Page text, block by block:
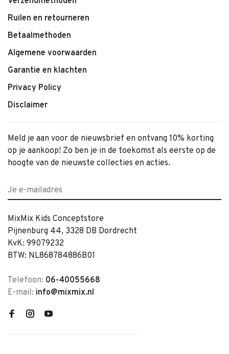
Ruilen en retourneren
Betaalmethoden
Algemene voorwaarden
Garantie en klachten
Privacy Policy
Disclaimer
Meld je aan voor de nieuwsbrief en ontvang 10% korting
op je aankoop! Zo ben je in de toekomst als eerste op de
hoogte van de nieuwste collecties en acties.
MixMix Kids Conceptstore
Pijnenburg 44, 3328 DB Dordrecht
KvK: 99079232
BTW: NL868784886B01
Telefoon: 06-40055668
E-mail: info@mixmix.nl